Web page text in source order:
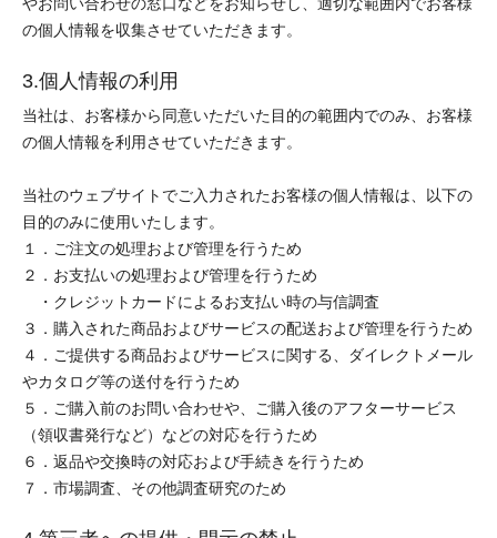
やお問い合わせの窓口などをお知らせし、適切な範囲内でお客様
の個人情報を収集させていただきます。
3.個人情報の利用
当社は、お客様から同意いただいた目的の範囲内でのみ、お客様
の個人情報を利用させていただきます。
当社のウェブサイトでご入力されたお客様の個人情報は、以下の
目的のみに使用いたします。
１．ご注文の処理および管理を行うため
２．お支払いの処理および管理を行うため
・クレジットカードによるお支払い時の与信調査
３．購入された商品およびサービスの配送および管理を行うため
４．ご提供する商品およびサービスに関する、ダイレクトメール
やカタログ等の送付を行うため
５．ご購入前のお問い合わせや、ご購入後のアフターサービス
（領収書発行など）などの対応を行うため
６．返品や交換時の対応および手続きを行うため
７．市場調査、その他調査研究のため